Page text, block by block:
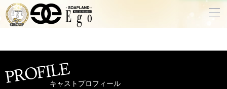
PROFILEキャストプロフィール